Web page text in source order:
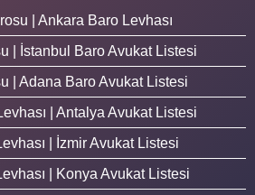
| Ankara Baro Levhası
| İstanbul Baro Avukat Listesi
| Adana Baro Avukat Listesi
| Antalya Avukat Listesi
| İzmir Avukat Listesi
| Konya Avukat Listesi